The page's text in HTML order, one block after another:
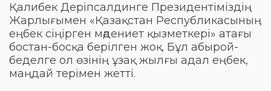
Қалибек Деріпсалдинге Президентіміздің
Жарлығымен «Қазақстан Республикасының
еңбек сіңірген мәдениет қызметкері» атағы
бостан-босқа берілген жоқ. Бұл абырой-
беделге ол өзінің ұзақ жылғы адал еңбек,
маңдай терімен жетті.